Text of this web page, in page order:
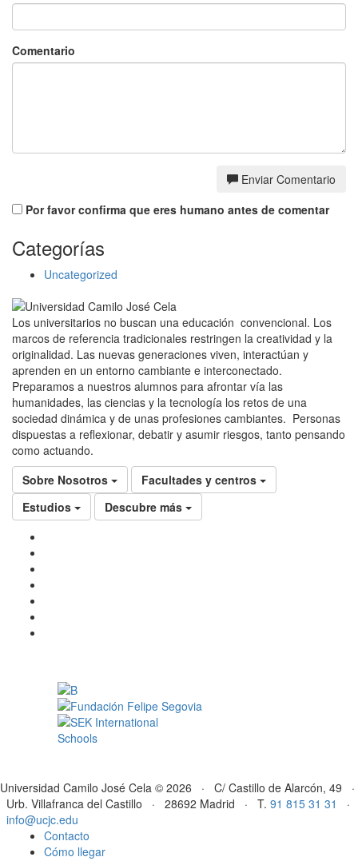
Comentario
Enviar Comentario
Por favor confirma que eres humano antes de comentar
Categorías
Uncategorized
Los universitarios no buscan una educación convencional. Los
marcos de referencia tradicionales restringen la creatividad y la
originalidad. Las nuevas generaciones viven, interactúan y
aprenden en un entorno cambiante e interconectado.
Preparamos a nuestros alumnos para afrontar vía las
humanidades, las ciencias y la tecnología los retos de una
sociedad dinámica y de unas profesiones cambiantes. Personas
dispuestas a reflexionar, debatir y asumir riesgos, tanto pensando
como actuando.
Sobre Nosotros
Facultades y centros
Estudios
Descubre más
Universidad Camilo José Cela © 2026 · C/ Castillo de Alarcón, 49 ·
Urb. Villafranca del Castillo · 28692 Madrid · T. 91 815 31 31
·
info@ucjc.edu
Contacto
Cómo llegar